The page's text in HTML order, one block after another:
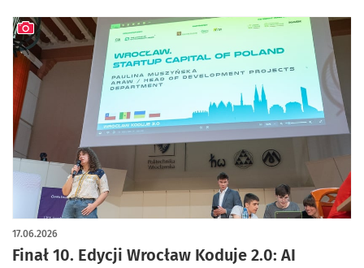
Finał 10. Edycji Wrocław Koduje 2.0: AI
17.06.2026
artykuł z galerią zdjęć